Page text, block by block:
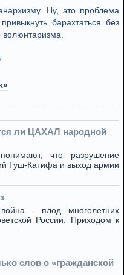
Ну, это проблема
барахтаться без
волюнтаризма.
ли ЦАХАЛ народной
что разрушение
Гуш-Катифа и выход армии
- плод многолетних
России. Приходом к
слов о «гражданской